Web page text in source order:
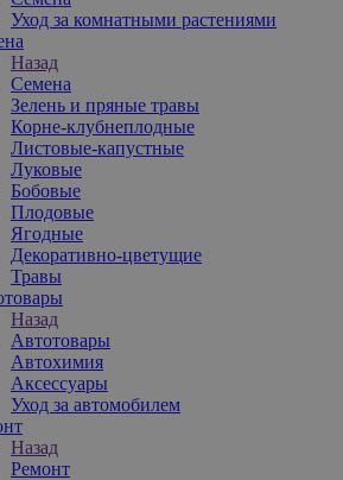
Уход за комнатными растениями
Назад
Семена
Зелень и пряные травы
Корне-клубнеплодные
Листовые-капустные
Луковые
Бобовые
Плодовые
Ягодные
Декоративно-цветущие
Травы
Назад
Автотовары
Автохимия
Аксессуары
Уход за автомобилем
Назад
Ремонт